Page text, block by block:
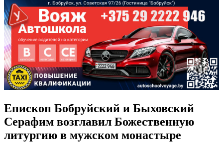
Епископ Бобруйский и Быховский
Серафим возглавил Божественную
литургию в мужском монастыре